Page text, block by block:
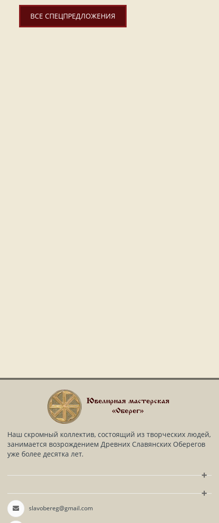
ВСЕ СПЕЦПРЕДЛОЖЕНИЯ
Ювелирная мастерская
«Оберег»
Наш скромный коллектив, состоящий из творческих людей,
занимается возрождением Древних Славянских Оберегов
уже более десятка лет.
+
+
slavobereg@gmail.com